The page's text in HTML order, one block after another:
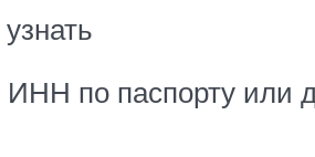
ИНН по паспорту или